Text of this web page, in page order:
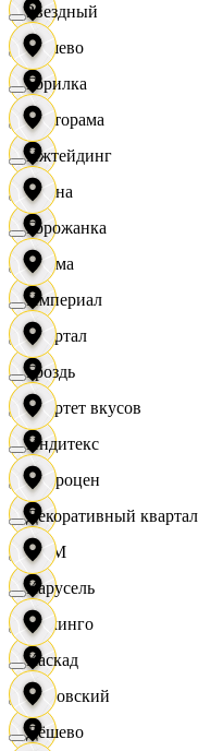
Дёшево
Касторама
Диана
Дисма
Квартал
Квартет вкусов
Доброцен
ДОМ
Доминго
Кировский
Звездный
Горилка
Ижтейдинг
Горожанка
Империал
Гроздь
Индитекс
Декоративный квартал
Карусель
Каскад
Дёшево